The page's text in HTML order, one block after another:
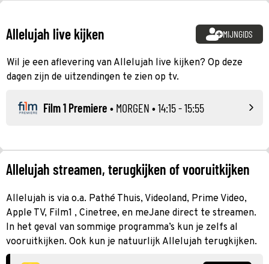
Allelujah live kijken MIJNGIDS
Wil je een aflevering van Allelujah live kijken? Op deze
dagen zijn de uitzendingen te zien op tv.
Film 1 Premiere • MORGEN • 14:15 - 15:55
Allelujah streamen, terugkijken of vooruitkijken
Allelujah is via o.a. Pathé Thuis, Videoland, Prime Video,
Apple TV, Film1 , Cinetree, en meJane direct te streamen.
In het geval van sommige programma’s kun je zelfs al
vooruitkijken. Ook kun je natuurlijk Allelujah terugkijken.